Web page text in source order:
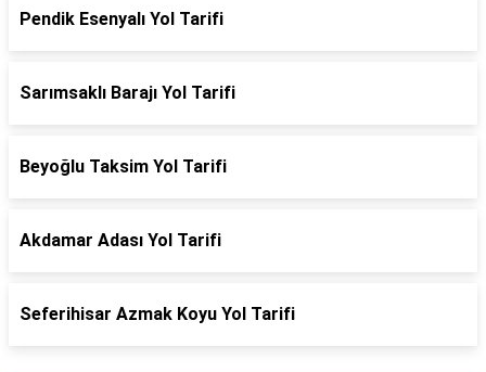
Pendik Esenyalı Yol Tarifi
Sarımsaklı Barajı Yol Tarifi
Beyoğlu Taksim Yol Tarifi
Akdamar Adası Yol Tarifi
Seferihisar Azmak Koyu Yol Tarifi